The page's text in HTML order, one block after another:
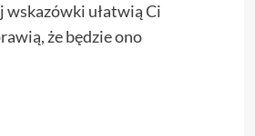
ułatwią Ci
że będzie ono